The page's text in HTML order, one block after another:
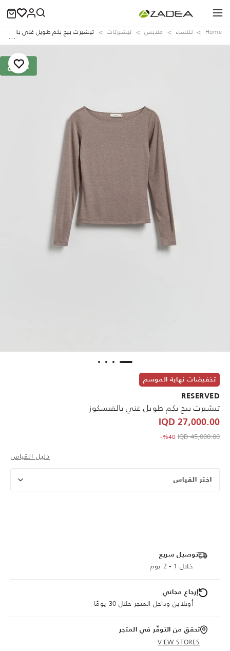
Home للنساء ملابس تيشيرتات تيشيرت بيج بكم طويل غني
تخفيضات نهاية الموسم
RESERVED
تيشيرت بيج بكم طويل غني بالفيسكوز
27,000.00 IQD
Price reduced from
45,000.00 IQD
to 27,000.00 IQD
%40-
دليل القياس
اختر القياس
توصيل سريع
خلال 1 - 2 يوم
إرجاع مجاني
أونلاين وداخل المتجر خلال 30 يومًا
تحقق من التوفّر في المتجر
VIEW STORES